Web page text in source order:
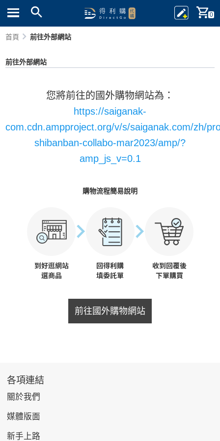
0
首頁 前往外部網站
前往外部網站
您將前往的國外購物網站為：
https://saiganak-
com.cdn.ampproject.org/v/s/saiganak.com/zh/
shibanban-collabo-mar2023/amp/?
amp_js_v=0.1
購物流程簡易說明
前往國外購物網站
各項連結
關於我們
媒體版面
新手上路